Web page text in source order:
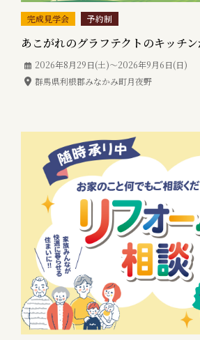
完成見学会 予約制
あこがれのグラフテクトのキッチン
2026年8月29日(土)〜2026年9月6日(日)
群馬県利根郡みなかみ町月夜野